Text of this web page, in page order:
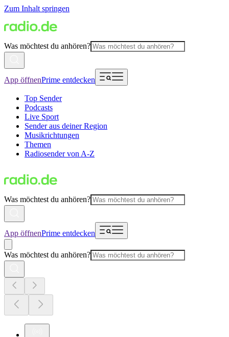
Zum Inhalt springen
Was möchtest du anhören?
App öffnenPrime entdecken
Top Sender
Podcasts
Live Sport
Sender aus deiner Region
Musikrichtungen
Themen
Radiosender von A-Z
Was möchtest du anhören?
App öffnenPrime entdecken
Was möchtest du anhören?